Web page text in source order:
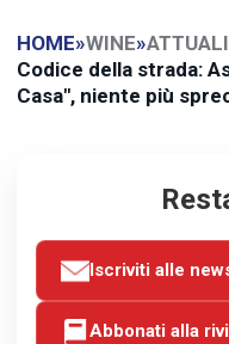
HOME»WINE»
Codice della strada:
Casa", niente più
Iscriviti alle
Abbonati alla